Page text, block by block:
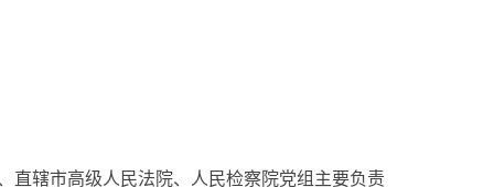
辖市高级人民法院、人民检察院党组主要负责